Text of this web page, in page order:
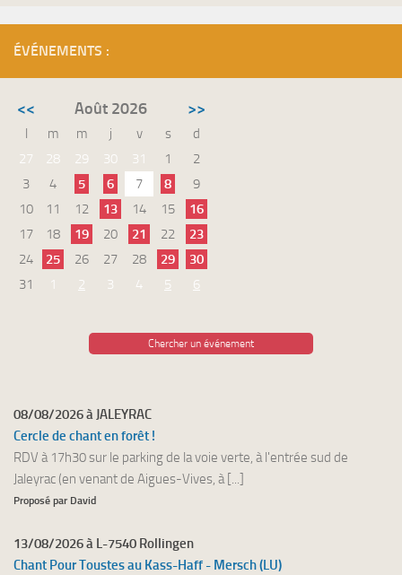
ÉVÉNEMENTS :
<< Août 2026 >>
l m m j v s
d
27
28 29 30 31 1
2
3
4 5 6 7 8
9
10
11 12 13 14 15
16
17
18 19 20 21 22
23
24
25 26 27 28 29
30
31
1 2 3 4 5 6
Chercher un événement
08/08/2026 à JALEYRAC
Cercle de chant en forêt !
RDV à 17h30 sur le parking de la voie verte, à l'entrée sud de
Jaleyrac (en venant de Aigues-Vives, à [...]
Proposé par David
13/08/2026 à L-7540 Rollingen
Chant Pour Toustes au Kass-Haff - Mersch (LU)